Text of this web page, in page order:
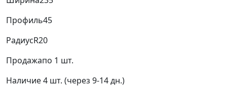
Профиль45
РадиусR20
Продажапо 1 шт.
Наличие4 шт. (через 9-14 дн.)